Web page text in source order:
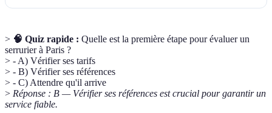
> 🧠 Quiz rapide : Quelle est la première étape pour évaluer un
serrurier à Paris ?
> - A) Vérifier ses tarifs
> - B) Vérifier ses références
> - C) Attendre qu'il arrive
> Réponse : B — Vérifier ses références est crucial pour garantir un
service fiable.